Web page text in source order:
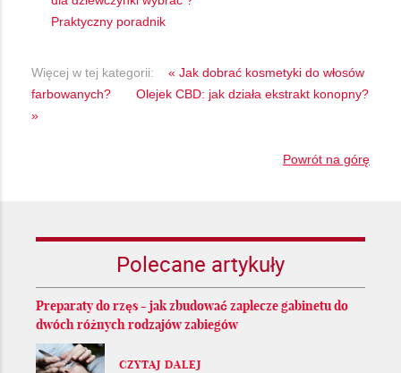
Praktyczny poradnik
Więcej w tej kategorii:
« Jak dobrać kosmetyki do włosów
farbowanych?
Olejek CBD: jak działa ekstrakt konopny?
»
Powrót na górę
Polecane artykuły
Preparaty do rzęs - jak zbudować zaplecze gabinetu do
dwóch różnych rodzajów zabiegów
CZYTAJ DALEJ